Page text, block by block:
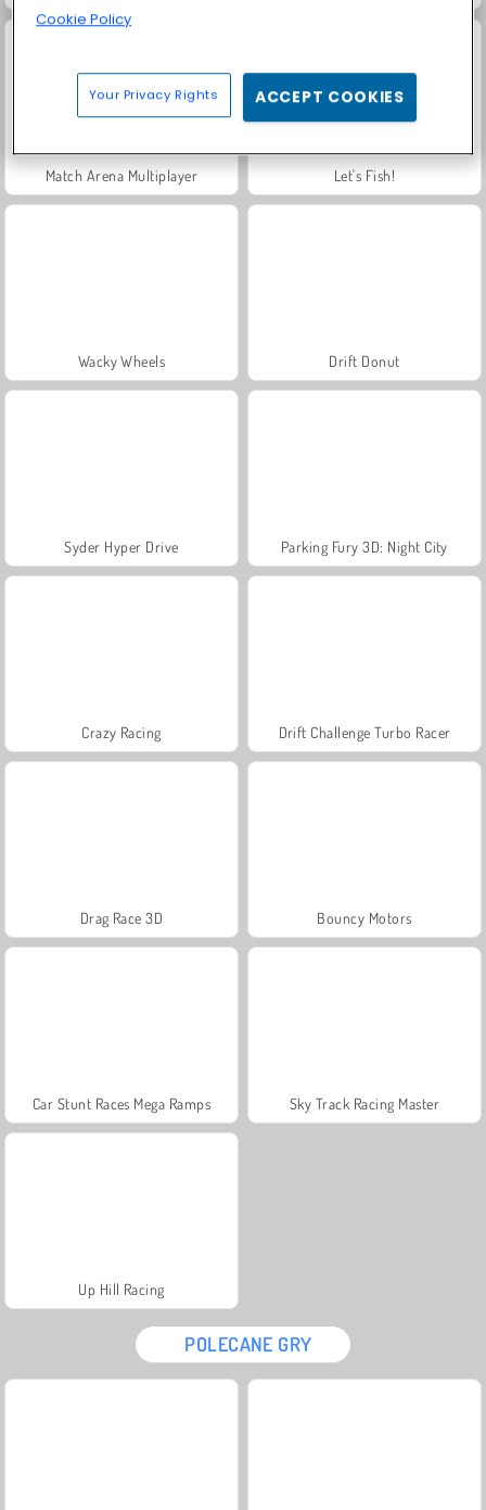
Match Arena Multiplayer Let's Fish!
Wacky Wheels Drift Donut
Syder Hyper Drive Parking Fury 3D: Night City
Crazy Racing Drift Challenge Turbo Racer
Drag Race 3D Bouncy Motors
Car Stunt Races Mega Ramps Sky Track Racing Master
Up Hill Racing
POLECANE GRY
Cookie Policy
Your Privacy Rights ACCEPT COOKIES